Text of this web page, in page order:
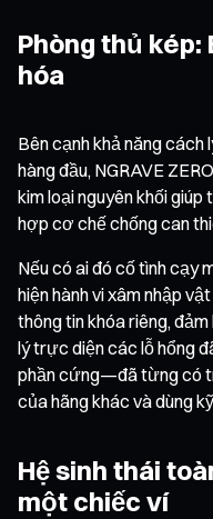
Phòng thủ kép:
hóa
Bên cạnh khả năng
hàng đầu, NGRAVE
kim loại nguyên khối
hợp cơ chế chống can
Nếu có ai đó cố tình cạy
hiện hành vi xâm nhập
thông tin khóa riêng,
lý trực diện các lỗ hổng
phần cứng—đã từng có
của hãng khác và dùng
Hệ sinh thái
một chiếc ví